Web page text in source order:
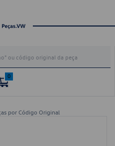
0
por Código Original